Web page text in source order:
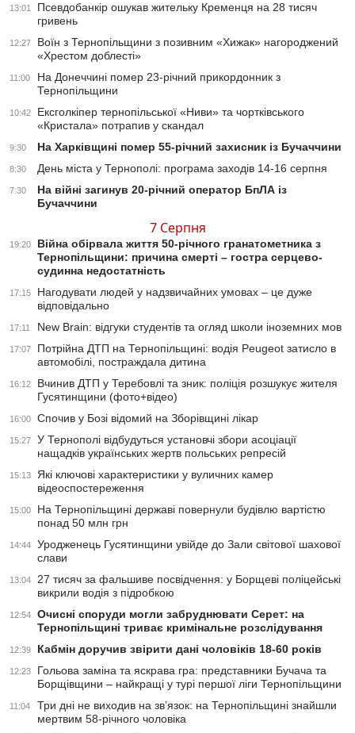
13:01
Псевдобанкір ошукав жительку Кременця на 28 тисяч
гривень
12:27
Воїн з Тернопільщини з позивним «Хижак» нагороджений
«Хрестом доблесті»
11:00
На Донеччині помер 23-річний прикордонник з
Тернопільщини
10:42
Ексголкіпер тернопільської «Ниви» та чортківського
«Кристала» потрапив у скандал
9:30 На Харківщині помер 55-річний захисник із Бучаччини
8:30 День міста у Тернополі: програма заходів 14-16 серпня
7:30
На війні загинув 20-річний оператор БпЛА із
Бучаччини
7 Серпня
19:20
Війна обірвала життя 50-річного гранатометника з
Тернопільщини: причина смерті – гостра серцево-
судинна недостатність
17:15
Нагодувати людей у надзвичайних умовах – це дуже
відповідально
17:11 New Brain: відгуки студентів та огляд школи іноземних мов
17:07
Потрійна ДТП на Тернопільщині: водія Peugeot затисло в
автомобілі, постраждала дитина
16:12
Вчинив ДТП у Теребовлі та зник: поліція розшукує жителя
Гусятинщини (фото+відео)
16:00 Спочив у Бозі відомий на Зборівщині лікар
15:27
У Тернополі відбудуться установчі збори асоціації
нащадків українських жертв польських репресій
15:13
Які ключові характеристики у вуличних камер
відеоспостереження
15:00
На Тернопільщині державі повернули будівлю вартістю
понад 50 млн грн
14:44
Уродженець Гусятинщини увійде до Зали світової шахової
слави
13:04
27 тисяч за фальшиве посвідчення: у Борщеві поліцейські
викрили водія з підробкою
12:54
Очисні споруди могли забруднювати Серет: на
Тернопільщині триває кримінальне розслідування
12:39 Кабмін доручив звірити дані чоловіків 18-60 років
12:23
Гольова заміна та яскрава гра: представники Бучача та
Борщівщини – найкращі у турі першої ліги Тернопільщини
11:04
Три дні не виходив на зв’язок: на Тернопільщині знайшли
мертвим 58-річного чоловіка